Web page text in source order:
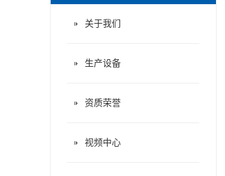
关于我们
生产设备
资质荣誉
视频中心